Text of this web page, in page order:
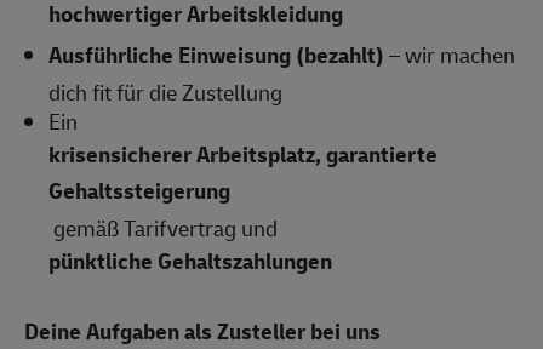
hochwertiger Arbeitskleidung
Ausführliche Einweisung (bezahlt)– wir machen
dich fit für die Zustellung
Ein
krisensicherer Arbeitsplatz, garantierte
Gehaltssteigerung
gemäß Tarifvertrag und
pünktliche Gehaltszahlungen
Deine Aufgaben als Zusteller bei uns